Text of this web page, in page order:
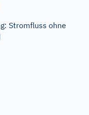
Stromfluss ohne